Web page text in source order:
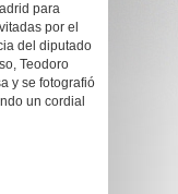
para
por el
del diputado
Teodoro
y se fotografió
un cordial